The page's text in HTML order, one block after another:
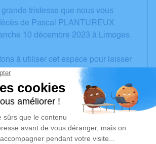
grande tristesse que nous vous
de Pascal PLANTUREUX
10 décembre 2023 à Limoges.
à utiliser cet espace pour laisser
partager des photos souvenirs,
exprimer vos pensées à travers des
textes. Cet endroit est un lieu
à honorer la mémoire de Pascal